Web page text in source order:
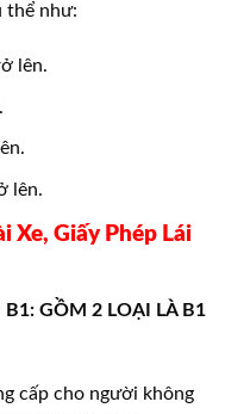
thể như:
lên.
lên.
Xe, Giấy Phép Lái
B1: GỒM 2 LOẠI LÀ B1
cấp cho người không